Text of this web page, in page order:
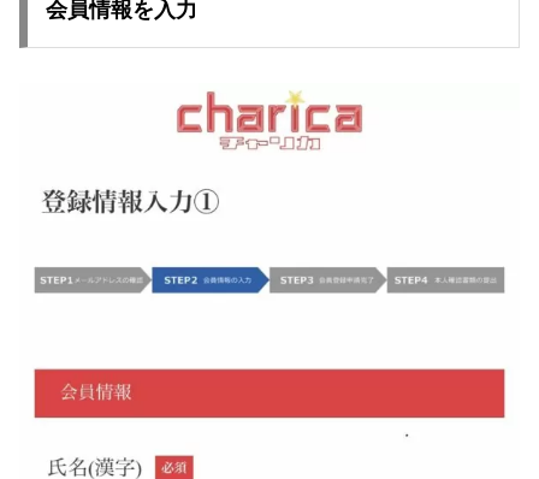
会員情報を入力